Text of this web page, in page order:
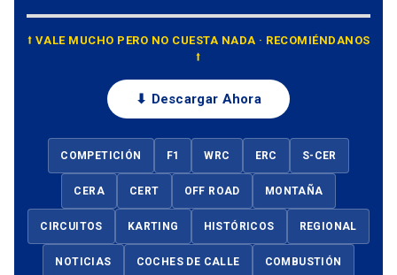
⭡ VALE MUCHO PERO NO CUESTA NADA · RECOMIÉNDANOS
⭡
⬇ Descargar Ahora
COMPETICIÓN F1 WRC ERC S-CER
CERA CERT OFF ROAD MONTAÑA
CIRCUITOS KARTING HISTÓRICOS REGIONAL
NOTICIAS COCHES DE CALLE COMBUSTIÓN